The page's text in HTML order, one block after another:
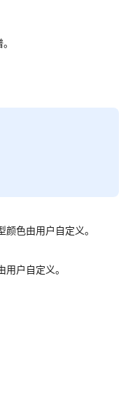
色由用户自定义。
户自定义。